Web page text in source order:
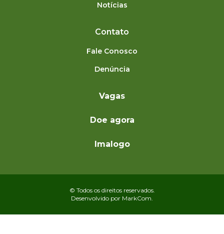
Notícias
Contato
Fale Conosco
Denúncia
Vagas
Doe agora
Imalogo
© Todos os direitos reservados.
Desenvolvido por MarkCom.